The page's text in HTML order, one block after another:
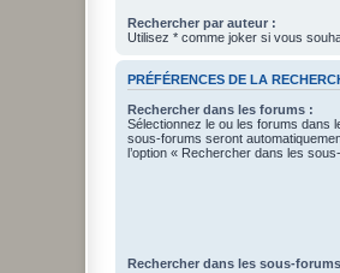
Rechercher par auteur :
Utilisez * comme joker si vous
PRÉFÉRENCES DE LA
Rechercher dans les forums :
Sélectionnez le ou les forums dans
sous-forums seront
l’option « Rechercher dans les
Rechercher dans les sous-